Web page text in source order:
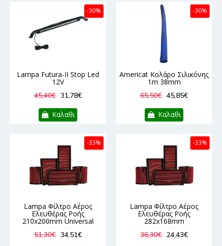
-30%
Lampa Futura-II Stop Led
12V
45,40€ 31,78€
Καλαθι
-30%
Americat Κολάρο Σιλικόνης
1m 38mm
65,50€ 45,85€
Καλαθι
-33%
Lampa Φίλτρο Αέρος
Ελευθέρας Ροής
210x200mm Universal
51,30€ 34,51€
-33%
Lampa Φίλτρο Αέρος
Ελευθέρας Ροής
282x168mm
36,30€ 24,43€